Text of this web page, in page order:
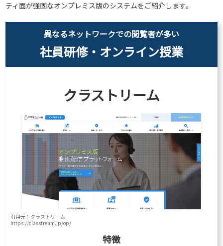
ティ面が強固なオンプレミス版のシステムをご紹介します。
異なるネットワークでの閲覧者が多い
社員研修・オンライン授業
クラストリーム
引用元：クラストリーム
https://classtream.jp/op/
特徴